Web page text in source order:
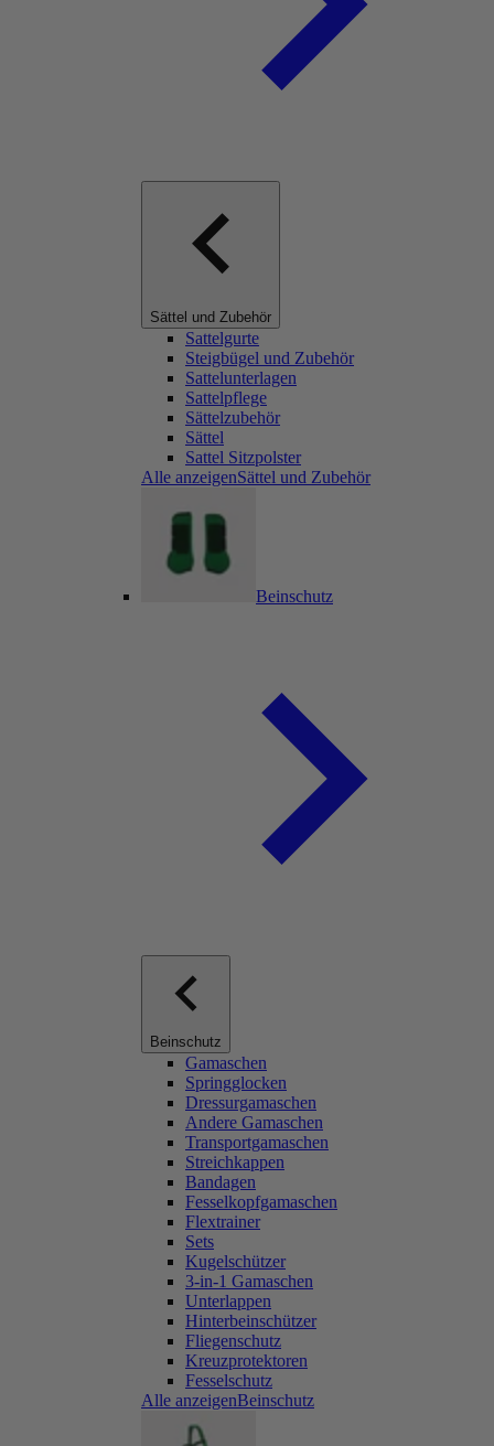
Sättel und Zubehör
Sattelgurte
Steigbügel und Zubehör
Sattelunterlagen
Sattelpflege
Sättelzubehör
Sättel
Sattel Sitzpolster
Alle anzeigenSättel und Zubehör
Beinschutz
Beinschutz
Gamaschen
Springglocken
Dressurgamaschen
Andere Gamaschen
Transportgamaschen
Streichkappen
Bandagen
Fesselkopfgamaschen
Flextrainer
Sets
Kugelschützer
3-in-1 Gamaschen
Unterlappen
Hinterbeinschützer
Fliegenschutz
Kreuzprotektoren
Fesselschutz
Alle anzeigenBeinschutz